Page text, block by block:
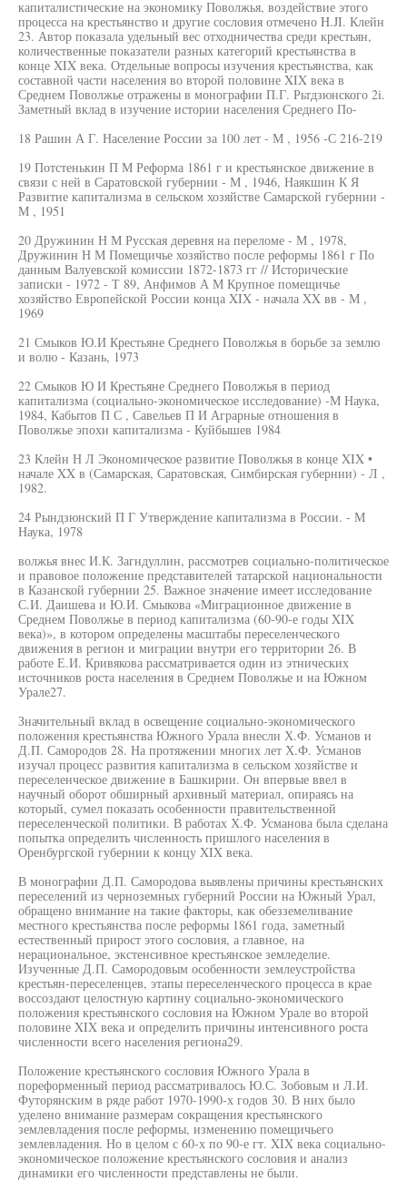
капиталистические на экономику Поволжья, воздействие этого
процесса на крестьянство и другие сословия отмечено H.JI. Клейн
23. Автор показала удельный вес отходничества среди крестьян,
количественные показатели разных категорий крестьянства в
конце XIX века. Отдельные вопросы изучения крестьянства, как
составной части населения во второй половине XIX века в
Среднем Поволжье отражены в монографии П.Г. Рьтдзюнского 2i.
Заметный вклад в изучение истории населения Среднего По-
18 Рашин А Г. Население России за 100 лет - М , 1956 -С 216-219
19 Потстенькин П М Реформа 1861 г и крестьянское движение в
связи с ней в Саратовской губернии - М , 1946, Наякшин К Я
Развитие капитализма в сельском хозяйстве Самарской губернии -
М , 1951
20 Дружинин Н М Русская деревня на переломе - М , 1978,
Дружинин Н М Помещичье хозяйство после реформы 1861 г По
данным Валуевской комиссии 1872-1873 гг // Исторические
записки - 1972 - Т 89, Анфимов А М Крупное помещичье
хозяйство Европейской России конца XIX - начала XX вв - М ,
1969
21 Смыков Ю.И Крестьяне Среднего Поволжья в борьбе за землю
и волю - Казань, 1973
22 Смыков Ю И Крестьяне Среднего Поволжья в период
капитализма (социально-экономическое исследование) -М Наука,
1984, Кабытов П С , Савельев П И Аграрные отношения в
Поволжье эпохи капитализма - Куйбышев 1984
23 Клейн Н Л Экономическое развитие Поволжья в конце XIX •
начале XX в (Самарская, Саратовская, Симбирская губернии) - Л ,
1982.
24 Рындзюнский П Г Утверждение капитализма в России. - М
Наука, 1978
волжья внес И.К. Загндуллин, рассмотрев социально-политическое
и правовое положение представителей татарской национальности
в Казанской губернии 25. Важное значение имеет исследование
С.И. Даишева и Ю.И. Смыкова «Миграционное движение в
Среднем Поволжье в период капитализма (60-90-е годы XIX
века)», в котором определены масштабы переселенческого
движения в регион и миграции внутри его территории 26. В
работе Е.И. Кривякова рассматривается один из этнических
источников роста населения в Среднем Поволжье и на Южном
Урале27.
Значительный вклад в освещение социально-экономического
положения крестьянства Южного Урала внесли Х.Ф. Усманов и
Д.П. Самородов 28. На протяжении многих лет Х.Ф. Усманов
изучал процесс развития капитализма в сельском хозяйстве и
переселенческое движение в Башкирии. Он впервые ввел в
научный оборот обширный архивный материал, опираясь на
который, сумел показать особенности правительственной
переселенческой политики. В работах Х.Ф. Усманова была сделана
попытка определить численность пришлого населения в
Оренбургской губернии к концу XIX века.
В монографии Д.П. Самородова выявлены причины крестьянских
переселений из черноземных губерний России на Южный Урал,
обращено внимание на такие факторы, как обезземеливание
местного крестьянства после реформы 1861 года, заметный
естественный прирост этого сословия, а главное, на
нерациональное, экстенсивное крестьянское земледелие.
Изученные Д.П. Самородовым особенности землеустройства
крестьян-переселенцев, этапы переселенческого процесса в крае
воссоздают целостную картину социально-экономического
положения крестьянского сословия на Южном Урале во второй
половине XIX века и определить причины интенсивного роста
численности всего населения региона29.
Положение крестьянского сословия Южного Урала в
пореформенный период рассматривалось Ю.С. Зобовым и Л.И.
Футорянским в ряде работ 1970-1990-х годов 30. В них было
уделено внимание размерам сокращения крестьянского
землевладения после реформы, изменению помещичьего
землевладения. Но в целом с 60-х по 90-е гт. XIX века социально-
экономическое положение крестьянского сословия и анализ
динамики его численности представлены не были.